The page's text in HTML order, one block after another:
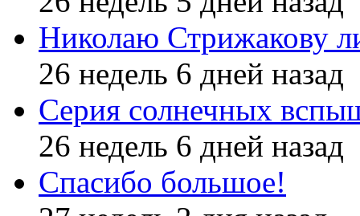
Николаю Стрижакову
26 недель 6 дней назад
Серия солнечных
26 недель 6 дней назад
Спасибо большое!